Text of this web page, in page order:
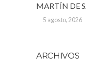
MARTÍN DE
5 agosto, 2026
ARCHIVOS